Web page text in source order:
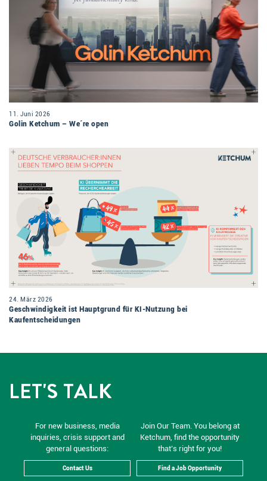
11. Juni 2026
Golin Ketchum – We´re open
24. März 2026
Geschwindigkeit ist Hauptgrund für KI-Nutzung bei
Kaufentscheidungen
LET'S TALK
For new business, media
inquiries, crisis support and
general questions:
Contact Us
Join Our Team. You belong at
Ketchum, find the opportunity
that’s right for you!
Find a Job Opportunity